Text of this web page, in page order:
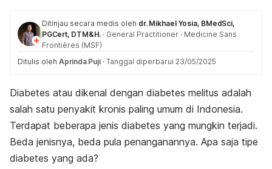
Ditinjau secara medis oleh dr. Mikhael Yosia, BMedSci,
PGCert, DTM&H. · General Practitioner · Medicine Sans
Frontières (MSF)
Ditulis oleh Aprinda Puji · Tanggal diperbarui 23/05/2025
Diabetes atau dikenal dengan diabetes melitus adalah
salah satu penyakit kronis paling umum di Indonesia.
Terdapat beberapa jenis diabetes yang mungkin terjadi.
Beda jenisnya, beda pula penanganannya. Apa saja tipe
diabetes yang ada?